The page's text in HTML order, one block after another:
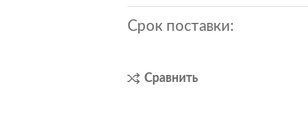
Срок поставки:
Сравнить